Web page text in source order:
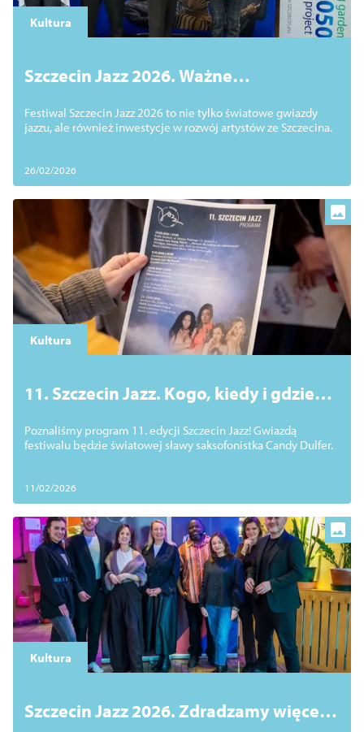
Kultura
Szczecin Jazz 2026. Ważne
Festiwal Szczecin Jazz 2026 to nie tylko światowe gwiazdy
jazzu, ale również inwestycje w rozwój artystów ze Szczecina.
26/02/2026
Kultura
11. Szczecin Jazz. Kogo, kiedy i gdzie
Poznaliśmy program 11. edycji Szczecin Jazz! Gwiazdą
festiwalu będzie światowej sławy saksofonistka Candy Dulfer.
11/02/2026
Kultura
Szczecin Jazz 2026. Zdradzamy więcej